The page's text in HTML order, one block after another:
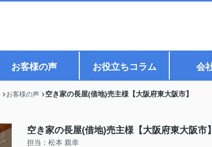
お客様の声 お役立ちコラム 会
お客様の声 空き家の長屋(借地)売主様【大阪府東大阪市】
空き家の長屋(借地)売主様【大阪府東大阪市】
担当：松本 親幸